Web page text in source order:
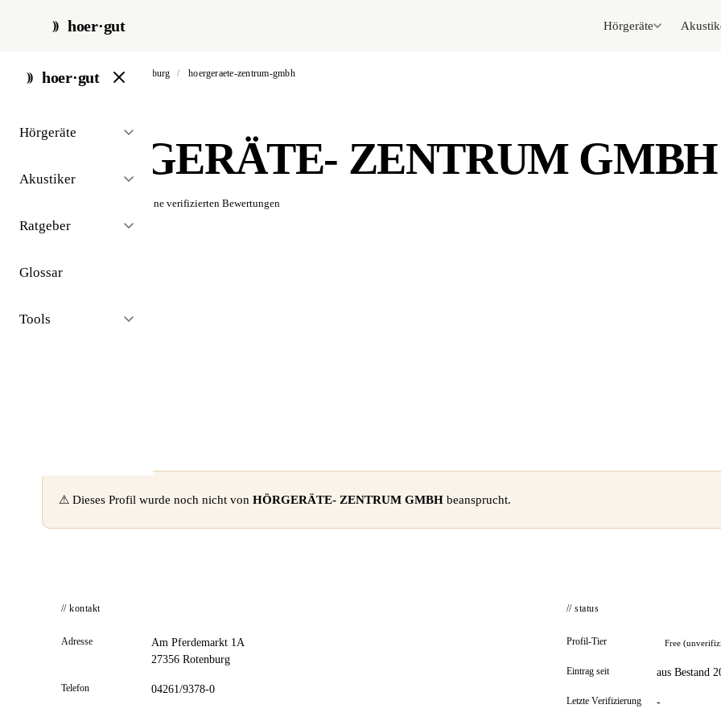
hoer·gut Hörgeräte
hoer·gut
Hörgeräte
Akustiker
Ratgeber
Glossar
Tools
start / akustiker / rotenburg / hoergeraete-zentrum-gmbh
HÖRGERÄTE- ZENTRUM GMBH
Noch keine verifizierten Bewertungen
⚠ Dieses Profil wurde noch nicht von HÖRGERÄTE- ZENTRUM GMBH beansprucht.
// kontakt
Adresse
Am Pferdemarkt 1A
27356 Rotenburg
Telefon 04261/9378-0
// status
Profil-Tier Free
Eintrag seit aus Bestand
Letzte Verifizierung -